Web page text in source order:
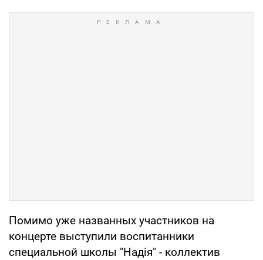
Помимо уже названных участников на
концерте выступили воспитанники
специальной школы "Надія" - коллектив